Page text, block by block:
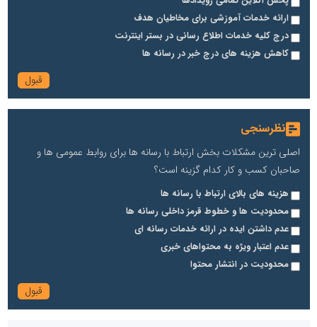
ارائه خدمات آموزشی برای مخاطیان هدف
درج کلیه خدمات اطلاع رسانی در بستر اینترنت
کاهش هزینه های درج خبر در رسانه ها
نظرسنجی
اصلی ترین مشکلات بخش ارتباط با رسانه ها برای روابط عمومی ها و
صاحبان کسب و کار کدام گزینه است؟
هزینه های بالای ارتباط با رسانه ها
محدودیت ها و خطوط قرمز داخلی رسانه ها
عدم داشتن ایده در ارائه خدمات رسانه ای
عدم اعتبار ویژه به محتواهای خبری
محدودیت در انتشار محتوا